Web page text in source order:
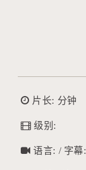
片长: 分钟
级别:
语言: / 字幕: